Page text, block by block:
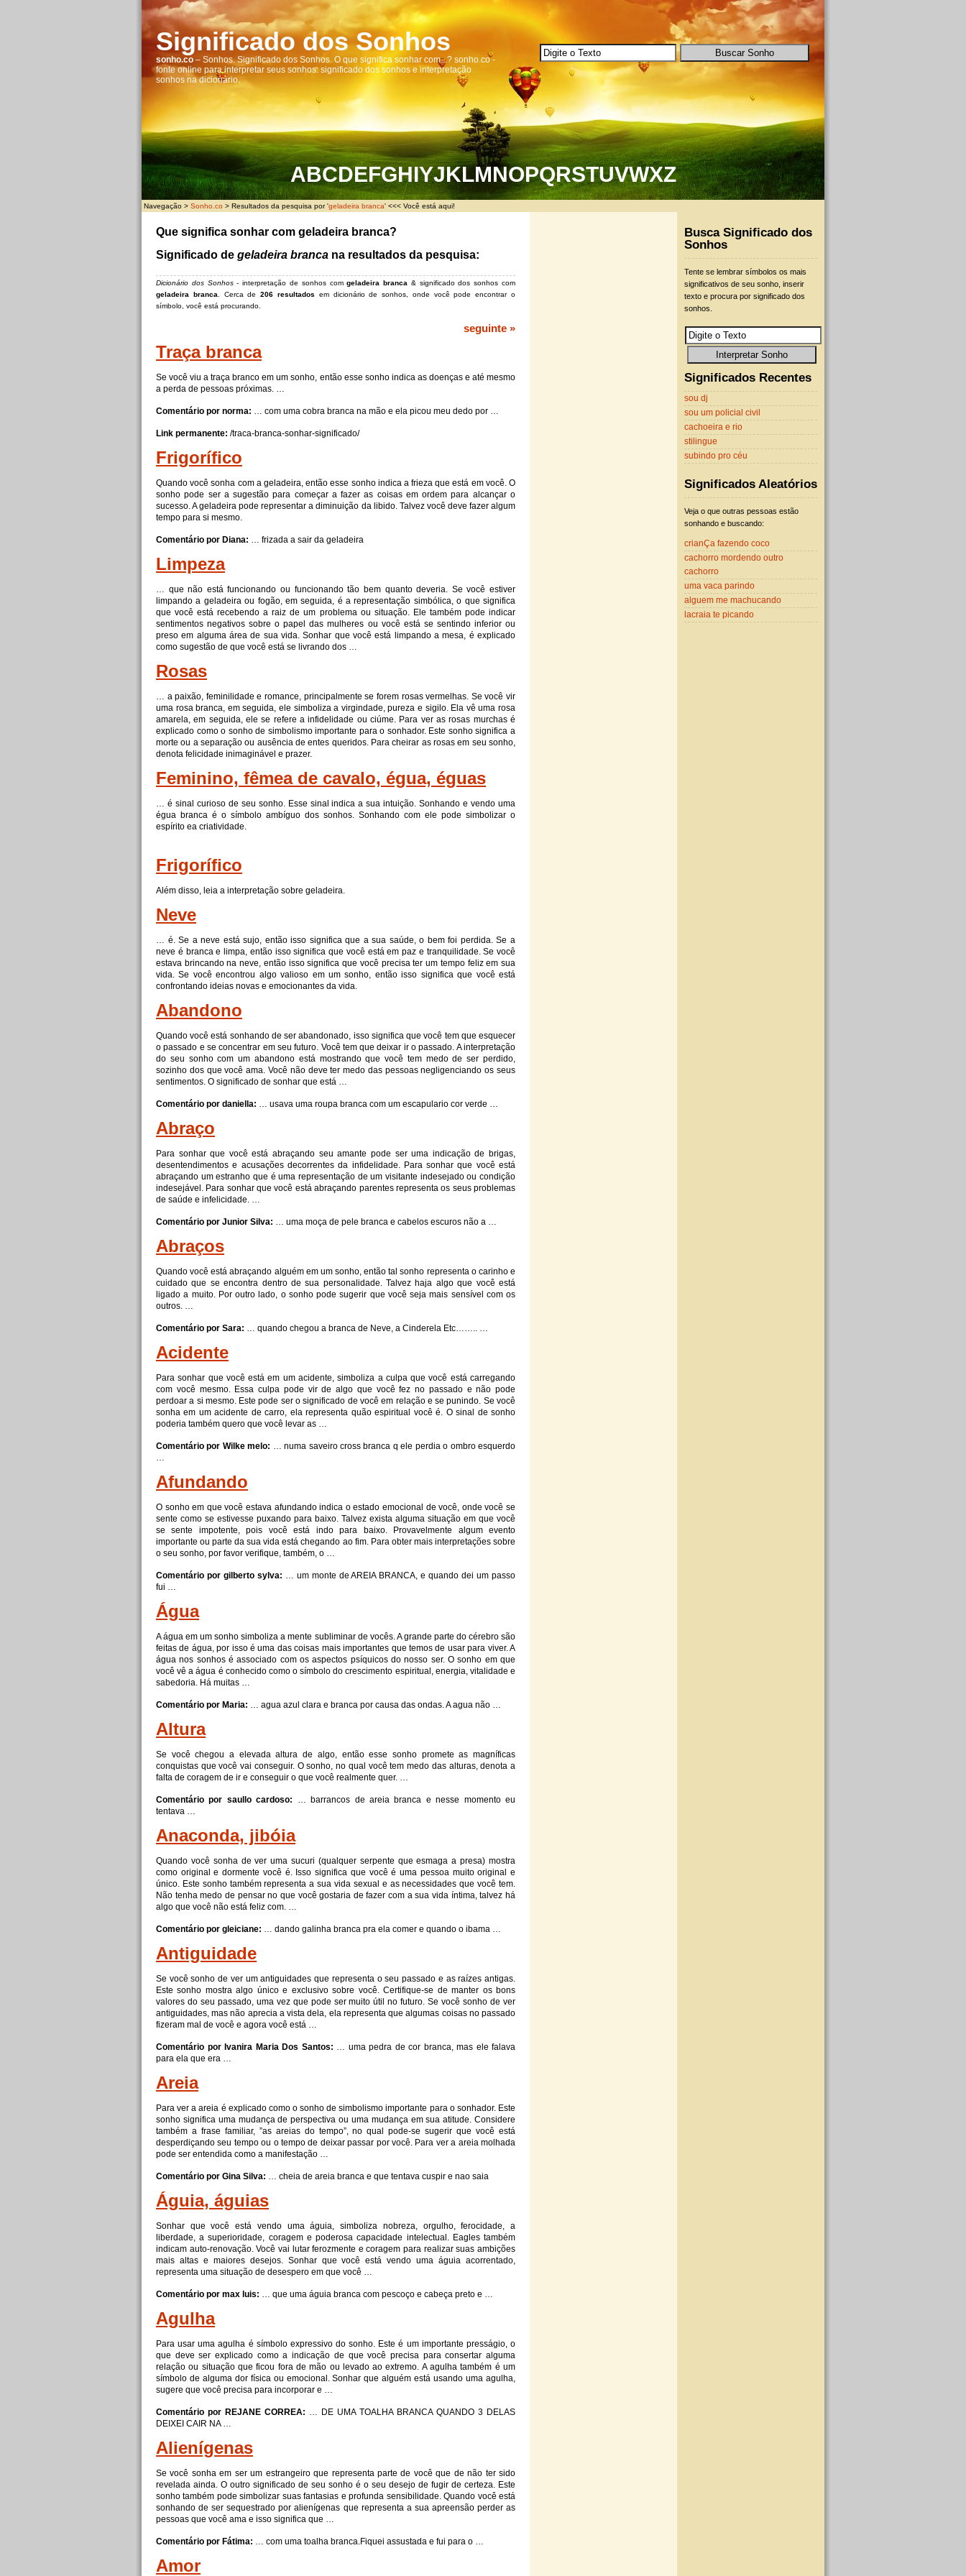
Significado dos Sonhos
sonho.co – Sonhos. Significado dos Sonhos. O que significa sonhar com...? sonho.co -
fonte online para interpretar seus sonhos: significado dos sonhos e interpretação
sonhos na dicionário.
ABCDEFGHIYJKLMNOPQRSTUVWXZ
Navegação > Sonho.co > Resultados da pesquisa por 'geladeira branca' <<< Você está aqui!
Que significa sonhar com geladeira branca?
Significado de geladeira branca na resultados da pesquisa:
Dicionário dos Sonhos- interpretação de sonhos comgeladeira branca & significado dos sonhos com
geladeira branca . Cerca de206 resultados em dicionário de sonhos, onde você pode encontrar o
símbolo, você está procurando.
seguinte »
Traça branca
Se você viu a traça branco em um sonho, então esse sonho indica as doenças e até mesmo
a perda de pessoas próximas. …
Comentário por norma: … com uma cobra branca na mão e ela picou meu dedo por …
Link permanente: /traca-branca-sonhar-significado/
Frigorífico
Quando você sonha com a geladeira, então esse sonho indica a frieza que está em você. O
sonho pode ser a sugestão para começar a fazer as coisas em ordem para alcançar o
sucesso. Ageladeira pode representar a diminuição da libido. Talvez você deve fazer algum
tempo para si mesmo.
Comentário por Diana: … frizada a sair da geladeira
Limpeza
… que não está funcionando ou funcionando tão bem quanto deveria. Se você estiver
limpando a geladeiraou fogão, em seguida, é a representação simbólica, o que significa
que você está recebendo a raiz de um problema ou situação. Ele também pode indicar
sentimentos negativos sobre o papel das mulheres ou você está se sentindo inferior ou
preso em alguma área de sua vida. Sonhar que você está limpando a mesa, é explicado
como sugestão de que você está se livrando dos …
Rosas
… a paixão, feminilidade e romance, principalmente se forem rosas vermelhas. Se você vir
uma rosa branca, em seguida, ele simboliza a virgindade, pureza e sigilo. Ela vê uma rosa
amarela, em seguida, ele se refere a infidelidade ou ciúme. Para ver as rosas murchas é
explicado como o sonho de simbolismo importante para o sonhador. Este sonho significa a
morte ou a separação ou ausência de entes queridos. Para cheirar as rosas em seu sonho,
denota felicidade inimaginável e prazer.
Feminino, fêmea de cavalo, égua, éguas
… é sinal curioso de seu sonho. Esse sinal indica a sua intuição. Sonhando e vendo uma
égua branca é o símbolo ambíguo dos sonhos. Sonhando com ele pode simbolizar o
espírito ea criatividade.
Frigorífico
Além disso, leia a interpretação sobre geladeira.
Neve
… é. Se a neve está sujo, então isso significa que a sua saúde, o bem foi perdida. Se a
neve é brancae limpa, então isso significa que você está em paz e tranquilidade. Se você
estava brincando na neve, então isso significa que você precisa ter um tempo feliz em sua
vida. Se você encontrou algo valioso em um sonho, então isso significa que você está
confrontando ideias novas e emocionantes da vida.
Abandono
Quando você está sonhando de ser abandonado, isso significa que você tem que esquecer
o passado e se concentrar em seu futuro. Você tem que deixar ir o passado. A interpretação
do seu sonho com um abandono está mostrando que você tem medo de ser perdido,
sozinho dos que você ama. Você não deve ter medo das pessoas negligenciando os seus
sentimentos. O significado de sonhar que está …
Comentário por daniella: … usava uma roupa branca com um escapulario cor verde …
Abraço
Para sonhar que você está abraçando seu amante pode ser uma indicação de brigas,
desentendimentos e acusações decorrentes da infidelidade. Para sonhar que você está
abraçando um estranho que é uma representação de um visitante indesejado ou condição
indesejável. Para sonhar que você está abraçando parentes representa os seus problemas
de saúde e infelicidade. …
Comentário por Junior Silva: … uma moça de pele branca e cabelos escuros não a …
Abraços
Quando você está abraçando alguém em um sonho, então tal sonho representa o carinho e
cuidado que se encontra dentro de sua personalidade. Talvez haja algo que você está
ligado a muito. Por outro lado, o sonho pode sugerir que você seja mais sensível com os
outros. …
Comentário por Sara: … quando chegou a branca de Neve, a Cinderela Etc…….. …
Acidente
Para sonhar que você está em um acidente, simboliza a culpa que você está carregando
com você mesmo. Essa culpa pode vir de algo que você fez no passado e não pode
perdoar a si mesmo. Este pode ser o significado de você em relação e se punindo. Se você
sonha em um acidente de carro, ela representa quão espiritual você é. O sinal de sonho
poderia também quero que você levar as …
Comentário por Wilke melo: … numa saveiro cross branca q ele perdia o ombro esquerdo
…
Afundando
O sonho em que você estava afundando indica o estado emocional de você, onde você se
sente como se estivesse puxando para baixo. Talvez exista alguma situação em que você
se sente impotente, pois você está indo para baixo. Provavelmente algum evento
importante ou parte da sua vida está chegando ao fim. Para obter mais interpretações sobre
o seu sonho, por favor verifique, também, o …
Comentário por gilberto sylva: … um monte de AREIA BRANCA, e quando dei um passo
fui …
Água
A água em um sonho simboliza a mente subliminar de vocês. A grande parte do cérebro são
feitas de água, por isso é uma das coisas mais importantes que temos de usar para viver. A
água nos sonhos é associado com os aspectos psíquicos do nosso ser. O sonho em que
você vê a água é conhecido como o símbolo do crescimento espiritual, energia, vitalidade e
sabedoria. Há muitas …
Comentário por Maria: … agua azul clara e branca por causa das ondas. A agua não …
Altura
Se você chegou a elevada altura de algo, então esse sonho promete as magníficas
conquistas que você vai conseguir. O sonho, no qual você tem medo das alturas, denota a
falta de coragem de ir e conseguir o que você realmente quer. …
Comentário por saullo cardoso: … barrancos de areia branca e nesse momento eu
tentava …
Anaconda, jibóia
Quando você sonha de ver uma sucuri (qualquer serpente que esmaga a presa) mostra
como original e dormente você é. Isso significa que você é uma pessoa muito original e
único. Este sonho também representa a sua vida sexual e as necessidades que você tem.
Não tenha medo de pensar no que você gostaria de fazer com a sua vida íntima, talvez há
algo que você não está feliz com. …
Comentário por gleiciane: … dando galinha branca pra ela comer e quando o ibama …
Antiguidade
Se você sonho de ver um antiguidades que representa o seu passado e as raízes antigas.
Este sonho mostra algo único e exclusivo sobre você. Certifique-se de manter os bons
valores do seu passado, uma vez que pode ser muito útil no futuro. Se você sonho de ver
antiguidades, mas não aprecia a vista dela, ela representa que algumas coisas no passado
fizeram mal de você e agora você está …
Comentário por Ivanira Maria Dos Santos: … uma pedra de cor branca, mas ele falava
para ela que era …
Areia
Para ver a areia é explicado como o sonho de simbolismo importante para o sonhador. Este
sonho significa uma mudança de perspectiva ou uma mudança em sua atitude. Considere
também a frase familiar, ”as areias do tempo”, no qual pode-se sugerir que você está
desperdiçando seu tempo ou o tempo de deixar passar por você. Para ver a areia molhada
pode ser entendida como a manifestação …
Comentário por Gina Silva: … cheia de areia branca e que tentava cuspir e nao saia
Águia, águias
Sonhar que você está vendo uma águia, simboliza nobreza, orgulho, ferocidade, a
liberdade, a superioridade, coragem e poderosa capacidade intelectual. Eagles também
indicam auto-renovação. Você vai lutar ferozmente e coragem para realizar suas ambições
mais altas e maiores desejos. Sonhar que você está vendo uma águia acorrentado,
representa uma situação de desespero em que você …
Comentário por max luis: … que uma águia branca com pescoço e cabeça preto e …
Agulha
Para usar uma agulha é símbolo expressivo do sonho. Este é um importante presságio, o
que deve ser explicado como a indicação de que você precisa para consertar alguma
relação ou situação que ficou fora de mão ou levado ao extremo. A agulha também é um
símbolo de alguma dor física ou emocional. Sonhar que alguém está usando uma agulha,
sugere que você precisa para incorporar e …
Comentário por REJANE CORREA: … DE UMA TOALHA BRANCAQUANDO 3 DELAS
DEIXEI CAIR NA …
Alienígenas
Se você sonha em ser um estrangeiro que representa parte de você que de não ter sido
revelada ainda. O outro significado de seu sonho é o seu desejo de fugir de certeza. Este
sonho também pode simbolizar suas fantasias e profunda sensibilidade. Quando você está
sonhando de ser sequestrado por alienígenas que representa a sua apreensão perder as
pessoas que você ama e isso significa que …
Comentário por Fátima: … com uma toalha branca.Fiquei assustada e fui para o …
Amor
Busca Significado dos
Sonhos
Tente se lembrar símbolos os mais
significativos de seu sonho, inserir
texto e procura por significado dos
sonhos.
Significados Recentes
sou dj
sou um policial civil
cachoeira e rio
stilingue
subindo pro céu
Significados Aleatórios
Veja o que outras pessoas estão
sonhando e buscando:
crianÇa fazendo coco
cachorro mordendo outro
cachorro
uma vaca parindo
alguem me machucando
lacraia te picando